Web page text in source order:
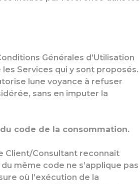
Générales d’Utilisation
Services qui y sont proposés.
lune voyance à refuser
sans en imputer la
code de la consommation.
Client/Consultant reconnait
même code ne s’applique pas
où l’exécution de la